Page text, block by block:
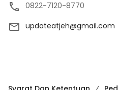
0822-7120-8770
updateatjeh@gmail.com